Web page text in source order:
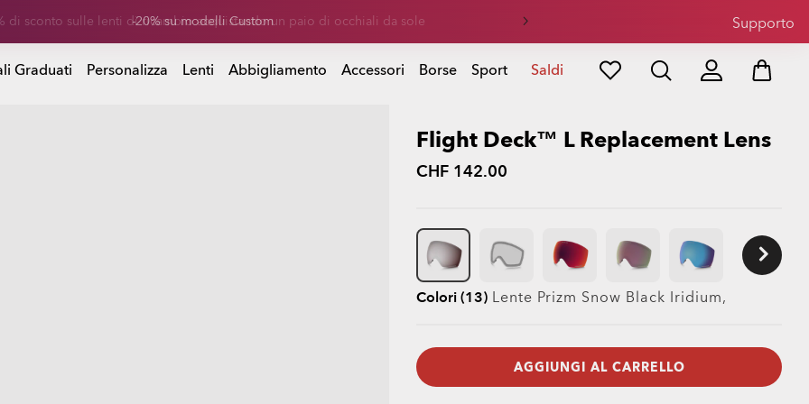
-20% su modelli Custom Supporto
Graduati Personalizza Lenti Abbigliamento Accessori Borse Sport Saldi
Flight Deck™ L Replacement Lens
CHF 142.00
Colori (13) Lente Prizm Snow Black Iridium,
AGGIUNGI AL CARRELLO